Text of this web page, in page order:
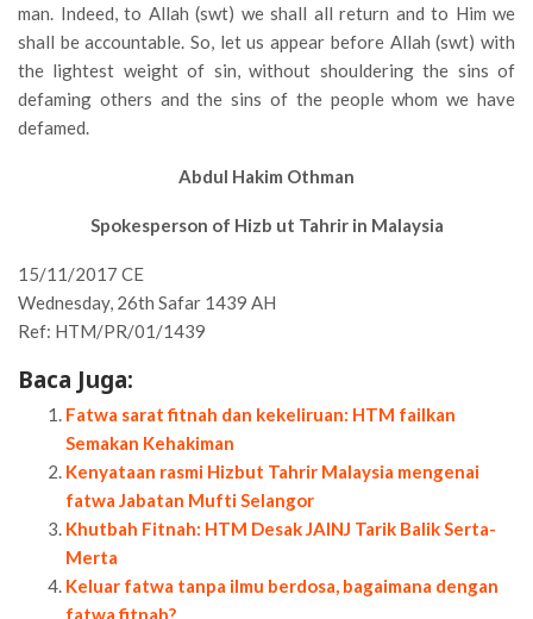
man. Indeed, to Allah (swt) we shall all return and to Him we
shall be accountable. So, let us appear before Allah (swt) with
the lightest weight of sin, without shouldering the sins of
defaming others and the sins of the people whom we have
defamed.
Abdul Hakim Othman
Spokesperson of Hizb ut Tahrir in Malaysia
15/11/2017 CE
Wednesday, 26th Safar 1439 AH
Ref: HTM/PR/01/1439
Baca Juga:
Fatwa sarat fitnah dan kekeliruan: HTM failkan
Semakan Kehakiman
Kenyataan rasmi Hizbut Tahrir Malaysia mengenai
fatwa Jabatan Mufti Selangor
Khutbah Fitnah: HTM Desak JAINJ Tarik Balik Serta-
Merta
Keluar fatwa tanpa ilmu berdosa, bagaimana dengan
fatwa fitnah?